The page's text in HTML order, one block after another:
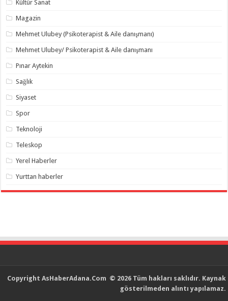
Kültür Sanat
Magazin
Mehmet Ulubey (Psikoterapist & Aile danışmanı)
Mehmet Ulubey/ Psikoterapist & Aile danışmanı
Pınar Aytekin
Sağlık
Siyaset
Spor
Teknoloji
Teleskop
Yerel Haberler
Yurttan haberler
Copyright AsHaberAdana.Com © 2026 Tüm hakları saklıdır. Kaynak
gösterilmeden alıntı yapılamaz.